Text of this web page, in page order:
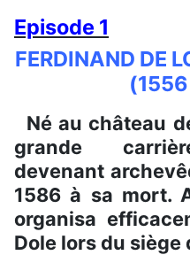
Episode 1
FERDINAND DE
Né au château
grande
devenant
1586 à sa mort.
organisa
Dole lors du siège